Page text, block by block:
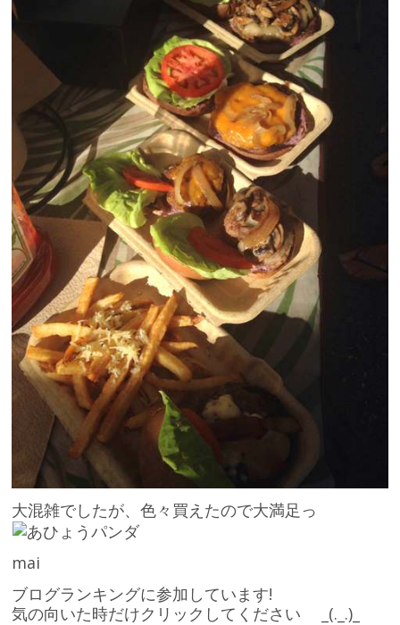
大混雑でしたが、色々買えたので大満足っ
mai
ブログランキングに参加しています!
気の向いた時だけクリックしてください _(._.)_